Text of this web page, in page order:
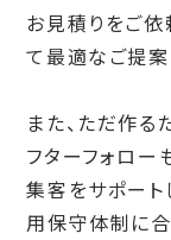
お見積りをご依
て最適なご提案
また、ただ作
フターフォロー
集客をサポート
用保守体制に